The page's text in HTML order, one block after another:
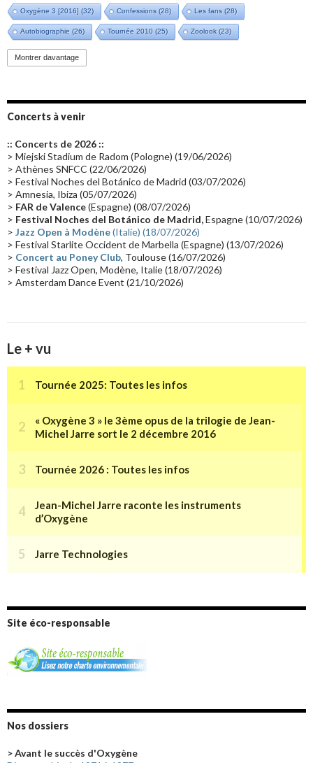
Oxygène 3 [2016] (32) Confessions (28) Les fans (28)
Autobiographie (26) Tournée 2010 (25) Zoolook (23)
Promo 2019(23)
Groupe de Recherche Musicale
Passages radio Vidéo Jarrecast (16) Synthé 80's
Les concerts en Chine(16) Cinéma
Synthé Roland(15) Belgique(15)
(14) Astronomie (14)
Tournée 2025(14) 2024(14) Chine(13)
Montrer davantage
Concerts à venir
:: Concerts de 2026 ::
> Miejski Stadium de Radom (Pologne) (19/06/2026)
> Athènes SNFCC (22/06/2026)
> Festival Noches del Botánico de Madrid (03/07/2026)
> Amnesia, Ibiza (05/07/2026)
> FAR de Valence(Espagne) (08/07/2026)
> Festival Noches del Botánico de Madrid,Espagne (10/07/2026)
> Jazz Open à Modène(Italie) (18/07/2026)
> Festival Starlite Occident de Marbella (Espagne) (13/07/2026)
> Concert au Poney Club, Toulouse (16/07/2026)
> Festival Jazz Open, Modène, Italie (18/07/2026)
> Amsterdam Dance Event (21/10/2026)
Le + vu
Site éco-responsable
Nos dossiers
> Avant le succès d'Oxygène